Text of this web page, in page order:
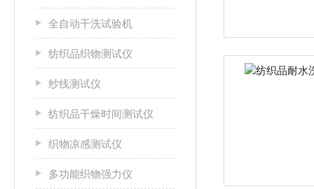
全自动干洗试验机
纺织品织物测试仪
纱线测试仪
纺织品干燥时间测试仪
织物凉感测试仪
多功能织物强力仪